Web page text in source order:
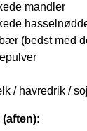
mandler
(bedst med
/ havredrik /